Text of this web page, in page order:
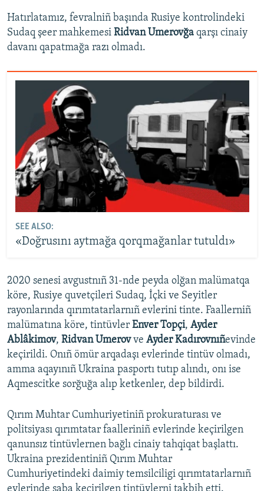
Hatırlatamız, fevralniñ başında Rusiye kontrolindeki
Sudaq şeer mahkemesi Ridvan Umerovğa qarşı cinaiy
davanı qapatmağa razı olmadı.
SEE ALSO:
«Doğrusını aytmağa qorqmağanlar tutuldı»
2020 senesi avgustnıñ 31-nde peyda olğan malümatqa
köre, Rusiye quvetçileri Sudaq, İçki ve Seyitler
rayonlarında qırımtatarlarnıñ evlerini tinte. Faallerniñ
malümatına köre, tintüvler Enver Topçi, Ayder
Ablâkimov, Ridvan Umerovve Ayder Kadırovnıñevinde
keçirildi. Onıñ ömür arqadaşı evlerinde tintüv olmadı,
amma aqayınıñ Ukraina pasportı tutıp alındı, onı ise
Aqmescitke sorğuğa alıp ketkenler, dep bildirdi.
Qırım Muhtar Cumhuriyetiniñ prokuraturası ve
politsiyası qırımtatar faalleriniñ evlerinde keçirilgen
qanunsız tintüvlernen bağlı cinaiy tahqiqat başlattı.
Ukraina prezidentiniñ Qırım Muhtar
Cumhuriyetindeki daimiy temsilciligi qırımtatarlarnıñ
evlerinde saba keçirilgen tintüvlerni takbih etti.